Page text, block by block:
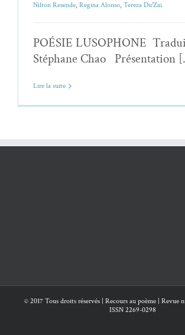
Nilton Resende, Regina Alonso, Tereza Du'Zai
POÉSIE LUSOPHONE
Stéphane Chao Présentation
Lire la suite
© 2017 Tous droits réservés | Recours au poème | Revue
ISSN 2269-0298